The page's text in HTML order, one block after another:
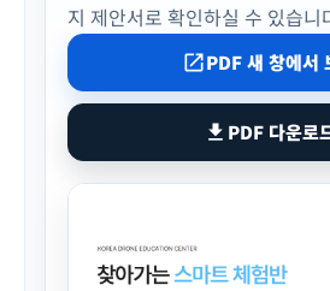
지 제안서로 확인하실 수 있습니
open_in_newPDF 새 창에서
download PDF 다운로